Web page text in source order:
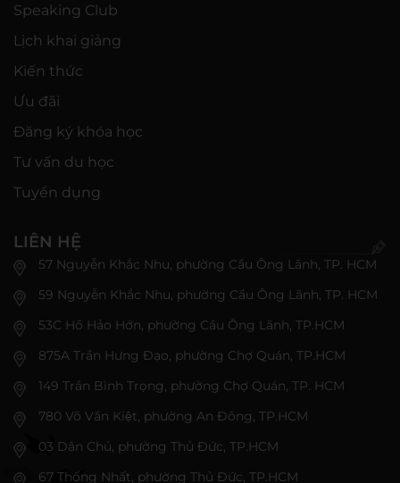
Speaking Club
Lịch khai giảng
Kiến thức
Ưu đãi
Đăng ký khóa học
Tư vấn du học
Tuyển dụng
LIÊN HỆ
57 Nguyễn Khắc Nhu, phường Cầu Ông Lãnh, TP. HCM
59 Nguyễn Khắc Nhu, phường Cầu Ông Lãnh, TP. HCM
53C Hồ Hảo Hớn, phường Cầu Ông Lãnh, TP.HCM
875A Trần Hưng Đạo, phường Chợ Quán, TP.HCM
149 Trần Bình Trọng, phường Chợ Quán, TP. HCM
780 Võ Văn Kiệt, phường An Đông, TP.HCM
03 Dân Chủ, phường Thủ Đức, TP.HCM
67 Thống Nhất, phường Thủ Đức, TP.HCM